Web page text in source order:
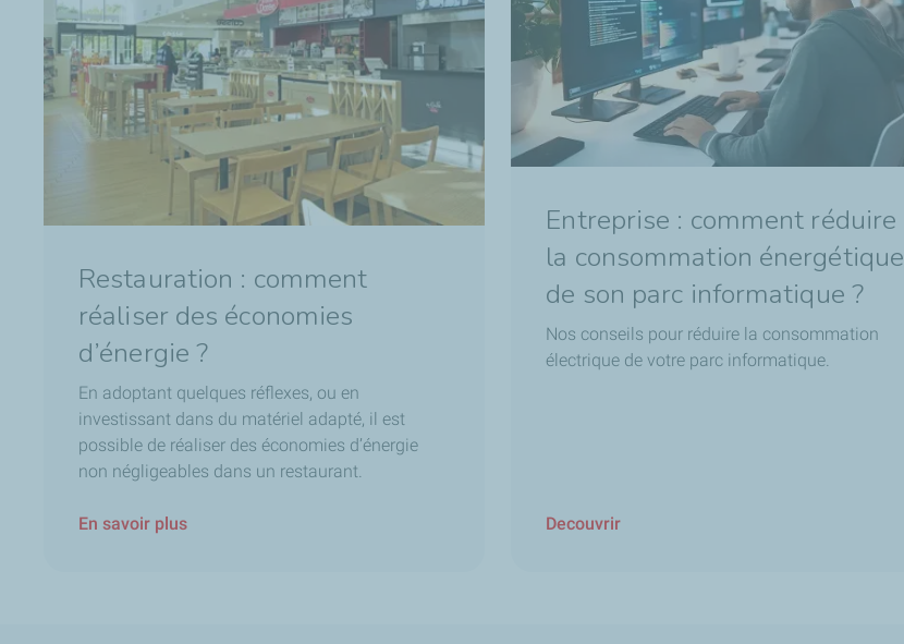
Restauration : comment
réaliser des économies
d’énergie ?
En adoptant quelques réflexes, ou en
investissant dans du matériel adapté, il est
possible de réaliser des économies d’énergie
non négligeables dans un restaurant.
En savoir plus
Entreprise : comment réduire
la consommation énergétique
de son parc informatique ?
Nos conseils pour réduire la consommation
électrique de votre parc informatique.
Decouvrir